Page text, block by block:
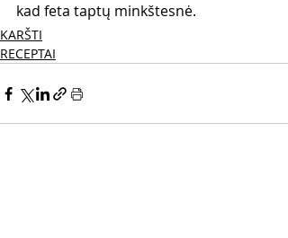
kad feta taptų minkštesnė.
KARŠTI
RECEPTAI